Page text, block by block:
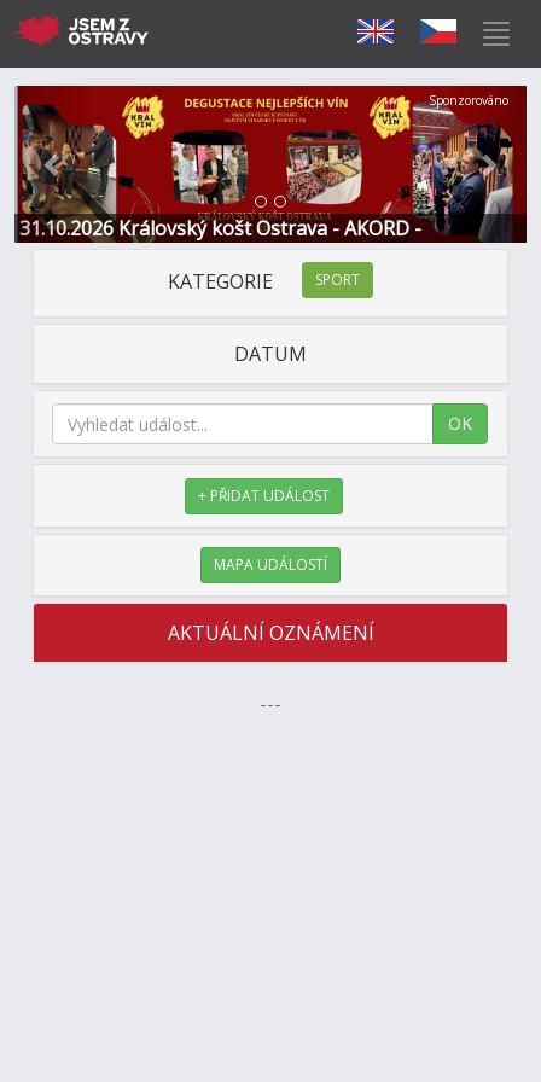
31.10.2026 Královský košt Ostrava - AKORD -
Restaurace a Hotel
Předchozí Další
Sponzorováno
KATEGORIE SPORT
DATUM
OK
+ PŘIDAT UDÁLOST
MAPA UDÁLOSTÍ
AKTUÁLNÍ OZNÁMENÍ
---